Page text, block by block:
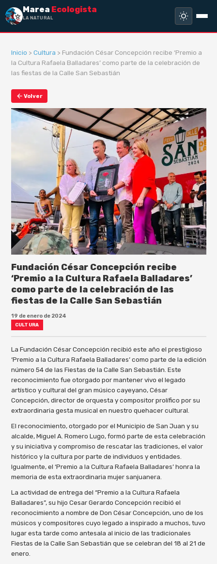
Marea Ecologista
LA NATURALEZA N
Inicio > Cultura > Fundación César Concepción recibe ‘Premio a
la Cultura Rafaela Balladares’ como parte de la celebración de
las fiestas de la Calle San Sebastián
Volver
Fundación César Concepción recibe
‘Premio a la Cultura Rafaela Balladares’
como parte de la celebración de las
fiestas de la Calle San Sebastián
19 de enero de 2024
CULTURA
La Fundación César Concepción recibió este año el prestigioso
‘Premio a la Cultura Rafaela Balladares’ como parte de la edición
número 54 de las Fiestas de la Calle San Sebastián. Este
reconocimiento fue otorgado por mantener vivo el legado
artístico y cultural del gran músico cayeyano, César
Concepción, director de orquesta y compositor prolífico por su
extraordinaria gesta musical en nuestro quehacer cultural.
El reconocimiento, otorgado por el Municipio de San Juan y su
alcalde, Miguel A. Romero Lugo, formó parte de esta celebración
y su iniciativa y compromiso de rescatar las tradiciones, el valor
histórico y la cultura por parte de individuos y entidades.
Igualmente, el ‘Premio a la Cultura Rafaela Balladares’ honra la
memoria de esta extraordinaria mujer sanjuanera.
La actividad de entrega del “Premio a la Cultura Rafaela
Balladares”, su hijo Cesar Gerardo Concepción recibió el
reconocimiento a nombre de Don César Concepción, uno de los
músicos y compositores cuyo legado a inspirado a muchos, tuvo
lugar esta tarde como antesala al inicio de las tradicionales
Fiestas de la Calle San Sebastián que se celebran del 18 al 21 de
enero.